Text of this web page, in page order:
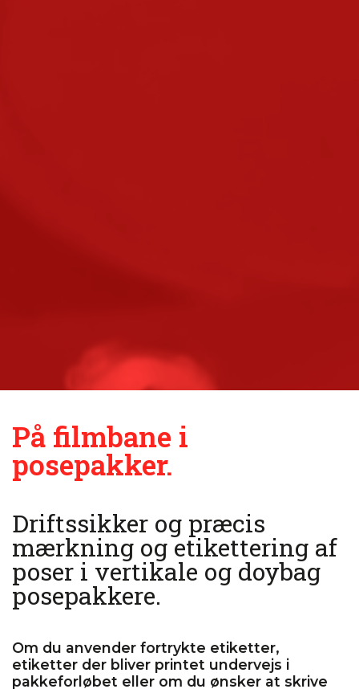
På filmbane i
posepakker.
Driftssikker og præcis
mærkning og etikettering af
poser i vertikale og doybag
posepakkere.
Om du anvender fortrykte etiketter,
etiketter der bliver printet undervejs i
pakkeforløbet eller om du ønsker at skrive